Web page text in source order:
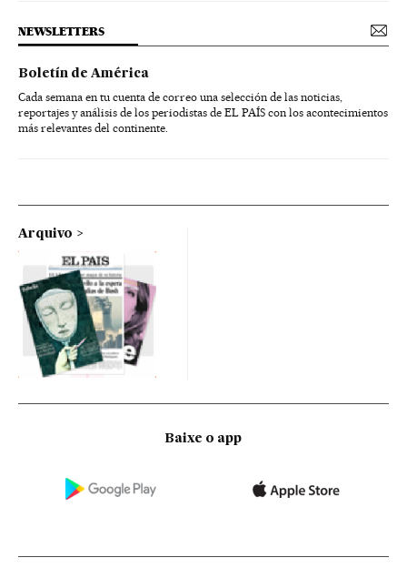
NEWSLETTERS
Boletín de América
Cada semana en tu cuenta de correo una selección de las noticias,
reportajes y análisis de los periodistas de EL PAÍS con los acontecimientos
más relevantes del continente.
Arquivo
Baixe o app